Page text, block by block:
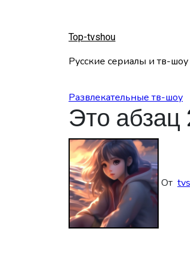
Top-tvshou
Русские сериалы и тв-
Развлекательные тв-шоу
Это
От